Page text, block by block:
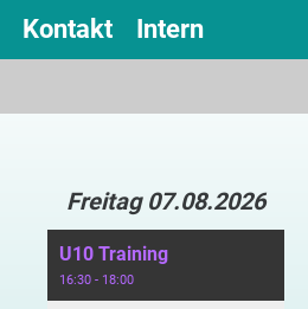
Kontakt Intern
Freitag 07.08.2026
U10 Training
16:30 - 18:00